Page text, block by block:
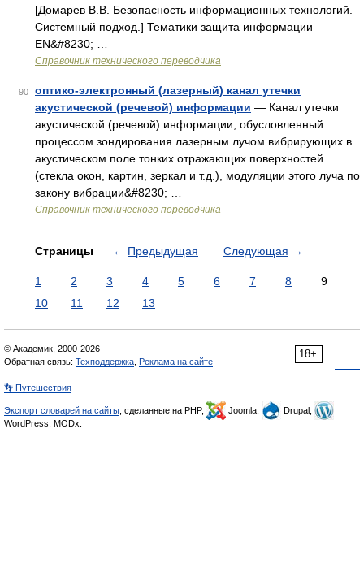
[Домарев В.В. Безопасность информационных технологий.
Системный подход.] Тематики защита информации
EN&#8230; …
Справочник технического переводчика
90
оптико-электронный (лазерный) канал утечки
акустической (речевой) информации — Канал утечки
акустической (речевой) информации, обусловленный
процессом зондирования лазерным лучом вибрирующих в
акустическом поле тонких отражающих поверхностей
(стекла окон, картин, зеркал и т.д.), модуляции этого луча по
закону вибрации&#8230; …
Справочник технического переводчика
Страницы ← Предыдущая Следующая →
1 2 3 4 5 6 7 8
9
10
11 12 13
18+
© Академик, 2000-2026
Обратная связь: Техподдержка Реклама на сайте
👣 Путешествия
Экспорт словарей на сайты , сделанные на PHP, Joomla,
Drupal,
WordPress, MODx.